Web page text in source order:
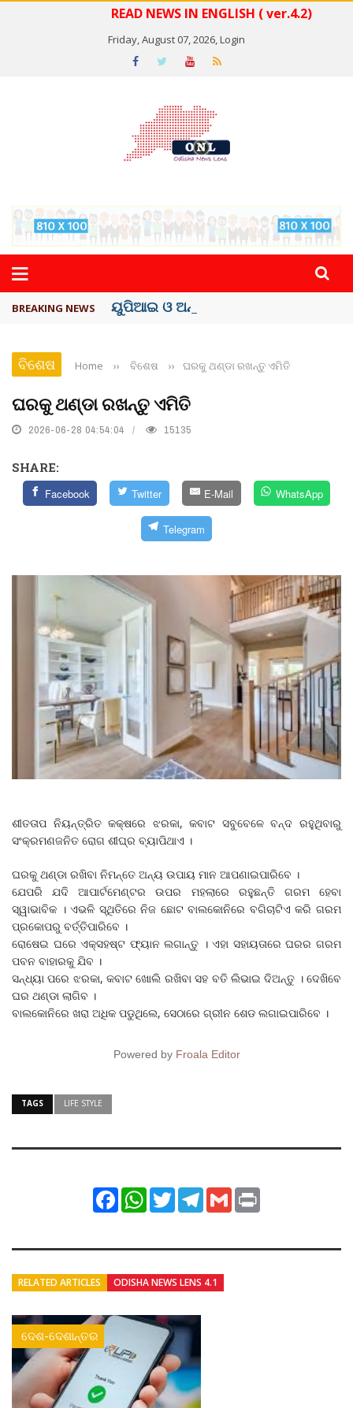
READ NEWS IN ENGLISH ( ver.4.2)
Friday, August 07, 2026,Login
BREAKING NEWS ୟୁପିଆଇ ଓ ଅନ୍ୟାନ୍ୟ ଡିଜିଟାଲ୍ ନେଣଦେଣ ...
ବିଶେଷ Home ›› ବିଶେଷ ›› ଘରକୁ ଥଣ୍ଡା ରଖନ୍ତୁ ଏମିତି
ଘରକୁ ଥଣ୍ଡା ରଖନ୍ତୁ ଏମିତି
2026-06-28 04:54:04 15135
SHARE:
Facebook Twitter E-Mail WhatsApp
Telegram
ଶୀତତାପ ନିୟନ୍ତ୍ରିତ କକ୍ଷରେ ଝରକା, କବାଟ ସବୁବେଳେ ବନ୍ଦ ରହୁଥିବାରୁ
ସଂକ୍ରମଣଜନିତ ରୋଗ ଶୀଘ୍ର ବ୍ୟାପିଥାଏ ।
ଘରକୁ ଥଣ୍ଡା ରଖିବା ନିମନ୍ତେ ଅନ୍ୟ ଉପାୟ ମାନ ଆପଣାଇପାରିବେ ।
ଯେପରି ଯଦି ଆପାର୍ଟମେଣ୍ଟର ଉପର ମହଲାରେ ରହୁଛନ୍ତି ଗରମ ହେବା
ସ୍ୱାଭାବିକ । ଏଭଳି ସ୍ଥିତିରେ ନିଜ ଛୋଟ ବାଲକୋନିରେ ବଗିଚାଟିଏ କରି ଗରମ
ପ୍ରକୋପରୁ ବର୍ତ୍ତିପାରିବେ ।
ରୋଷେଇ ଘରେ ଏକ୍ସହଷ୍ଟ ଫ୍ୟାନ ଲଗାନ୍ତୁ । ଏହା ସହାୟତାରେ ଘରର ଗରମ
ପବନ ବାହାରକୁ ଯିବ ।
ସନ୍ଧ୍ୟା ପରେ ଝରକା, କବାଟ ଖୋଲି ରଖିବା ସହ ବତି ଲିଭାଇ ଦିଅନ୍ତୁ । ଦେଖିବେ
ଘର ଥଣ୍ଡା ଲାଗିବ ।
ବାଲକୋନିରେ ଖରା ଅଧିକ ପଡୁଥିଲେ, ସେଠାରେ ଗ୍ରୀନ ଶେଡ ଲଗାଇପାରିବେ ।
Powered by Froala Editor
TAGS LIFE STYLE
FacebookWhatsApp
TwitterTelegram
Gmail
RELATED ARTICLES ODISHA NEWS LENS 4.1
ଦେଶ-ଦେଶାନ୍ତର